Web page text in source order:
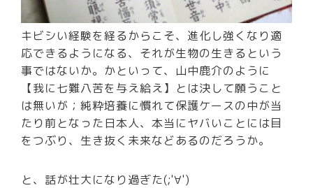
キビシい経験を経るからこそ、進化し強くなり適
応できるようになる、それが生物の生きるという
事ではないか。かといって、山中鹿介のように
【我に七難八苦を与え給え】とは決して願うこと
は無いが；純粋培養に慣れて保護ケースの中が当
たり前となった日本人、本当にヤバいことには目
をつぶり、生き抜く未来などあるのだろうか。
と、話が壮大になり過ぎた(;'∀')